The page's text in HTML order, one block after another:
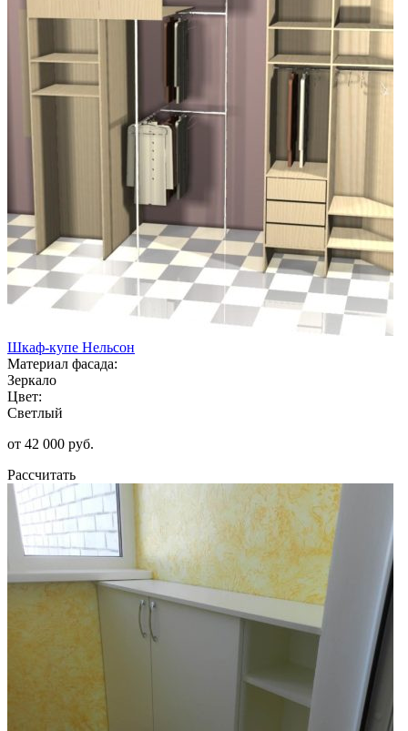
Шкаф-купе Нельсон
Материал фасада:
Зеркало
Цвет:
Светлый
от 42 000 руб.
Рассчитать